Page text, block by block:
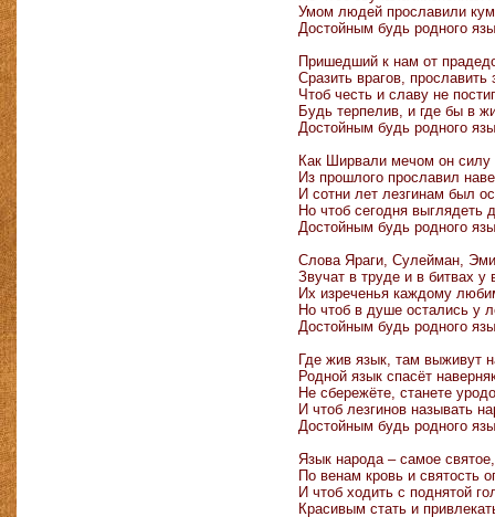
Умом людей прославили
Достойным будь родного
Пришедший к нам от
Сразить врагов, прославить
Чтоб честь и славу не
Будь терпелив, и где бы в
Достойным будь родного
Как Ширвали мечом он силу
Из прошлого прославил
И сотни лет лезгинам был
Но чтоб сегодня выглядеть
Достойным будь родного
Слова Яраги, Сулейман,
Звучат в труде и в битвах у
Их изреченья каждому
Но чтоб в душе остались у
Достойным будь родного
Где жив язык, там выживут
Родной язык спасёт
Не сбережёте, станете
И чтоб лезгинов называть
Достойным будь родного
Язык народа – самое святое,
По венам кровь и святость
И чтоб ходить с поднятой
Красивым стать и